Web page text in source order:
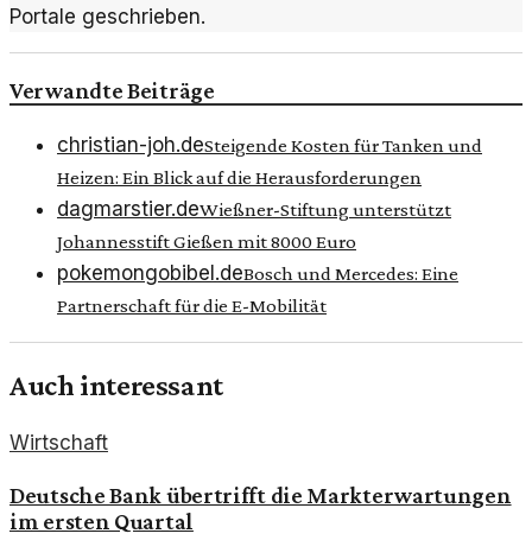
Portale geschrieben.
Verwandte Beiträge
christian-joh.deSteigende Kosten für Tanken und
Heizen: Ein Blick auf die Herausforderungen
dagmarstier.deWießner-Stiftung unterstützt
Johannesstift Gießen mit 8000 Euro
pokemongobibel.deBosch und Mercedes: Eine
Partnerschaft für die E-Mobilität
Auch interessant
Wirtschaft
Deutsche Bank übertrifft die Markterwartungen
im ersten Quartal